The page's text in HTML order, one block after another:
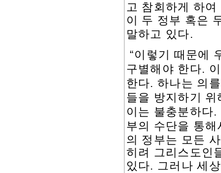
고 참회하게 하
이 두 정부 혹은
말하고 있다.
“이렇기 때문에
구별해야 한다.
한다. 하나는 의
들을 방지하기 위
이는 불충분하다.
부의 수단을 통
의 정부는 모든
히려 그리스도인
있다. 그러나 세